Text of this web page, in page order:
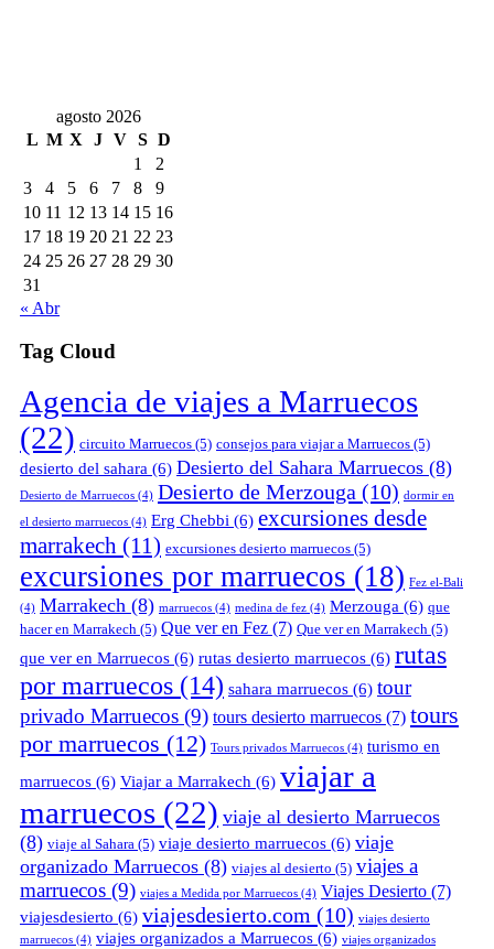
agosto 2026
L M X J V S D
1
2
3
4 5 6 7 8
9
10 11 12 13 14 15 16
17 18 19 20 21 22 23
24 25 26 27 28 29 30
31
« Abr
Tag Cloud
Agencia de viajes a Marruecos
(22) circuito Marruecos (5) consejos para viajar a Marruecos (5)
desierto del sahara (6) Desierto del Sahara Marruecos (8)
Desierto de Marruecos (4) Desierto de Merzouga (10) dormir en
el desierto marruecos (4) Erg Chebbi (6) excursiones desde
marrakech (11) excursiones desierto marruecos (5)
excursiones por marruecos (18) Fez el-Bali
(4) Marrakech (8) marruecos (4) medina de fez (4) Merzouga (6) que
hacer en Marrakech (5) Que ver en Fez (7) Que ver en Marrakech (5)
que ver en Marruecos (6) rutas desierto marruecos (6) rutas
por marruecos (14) sahara marruecos (6) tour
privado Marruecos (9) tours desierto marruecos (7) tours
por marruecos (12) Tours privados Marruecos (4) turismo en
marruecos (6) Viajar a Marrakech (6) viajar a
marruecos (22) viaje al desierto Marruecos
(8) viaje al Sahara (5) viaje desierto marruecos (6) viaje
organizado Marruecos (8) viajes al desierto (5) viajes a
marruecos (9) viajes a Medida por Marruecos (4) Viajes Desierto (7)
viajesdesierto (6) viajesdesierto.com (10) viajes desierto
marruecos (4) viajes organizados a Marruecos (6) viajes organizados